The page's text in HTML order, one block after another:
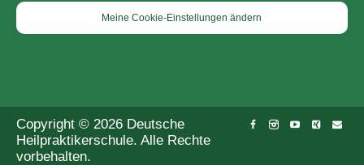
Meine Cookie-Einstellungen ändern
Copyright © 2026 Deutsche
Heilpraktikerschule. Alle Rechte
vorbehalten.